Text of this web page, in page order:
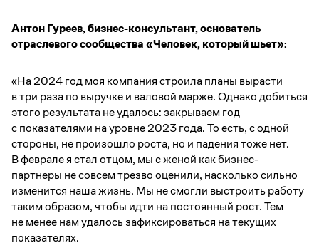
Антон Гуреев, бизнес-консультант, основатель
отраслевого сообщества «Человек, который шьет»:
«На 2024 год моя компания строила планы вырасти
в три раза по выручке и валовой марже. Однако добиться
этого результата не удалось: закрываем год
с показателями на уровне 2023 года. То есть, с одной
стороны, не произошло роста, но и падения тоже нет.
В феврале я стал отцом, мы с женой как бизнес-
партнеры не совсем трезво оценили, насколько сильно
изменится наша жизнь. Мы не смогли выстроить работу
таким образом, чтобы идти на постоянный рост. Тем
не менее нам удалось зафиксироваться на текущих
показателях.